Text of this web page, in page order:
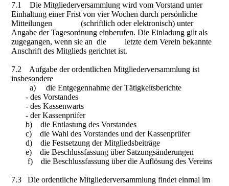
7.1 Die Mitgliederversammlung wird vom Vorstand unter
Einhaltung einer Frist von vier Wochen durch persönliche
Mitteilungen (schriftlich oder elektronisch) unter
Angabe der Tagesordnung einberufen. Die Einladung gilt als
zugegangen, wenn sie an die letzte dem Verein bekannte
Anschrift des Mitglieds gerichtet ist.
7.2 Aufgabe der ordentlichen Mitgliederversammlung ist
insbesondere
a) die Entgegennahme der Tätigkeitsberichte
- des Vorstandes
- des Kassenwarts
- der Kassenprüfer
b) die Entlastung des Vorstandes
c) die Wahl des Vorstandes und der Kassenprüfer
d) die Festsetzung der Mitgliedsbeiträge
e) die Beschlussfassung über Satzungsänderungen
f) die Beschlussfassung über die Auflösung des Vereins
7.3 Die ordentliche Mitgliederversammlung findet einmal im